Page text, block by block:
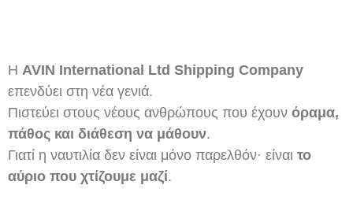
Η AVIN International Ltd Shipping Company
επενδύει στη νέα γενιά.
Πιστεύει στους νέους ανθρώπους που έχουν όραμα,
πάθος και διάθεση να μάθουν.
Γιατί η ναυτιλία δεν είναι μόνο παρελθόν· είναι το
αύριο που χτίζουμε μαζί.